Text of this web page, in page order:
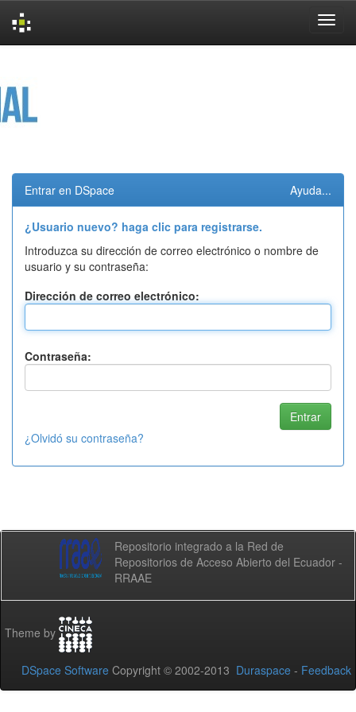
Entrar en DSpace Ayuda...
¿Usuario nuevo? haga clic para registrarse.
Introduzca su dirección de correo electrónico o nombre de
usuario y su contraseña:
Dirección de correo electrónico:
Contraseña:
¿Olvidó su contraseña?
Repositorio integrado a la Red de
Repositorios de Acceso Abierto del Ecuador -
RRAAE
Theme by
DSpace Software Copyright © 2002-2013 Duraspace - Feedback